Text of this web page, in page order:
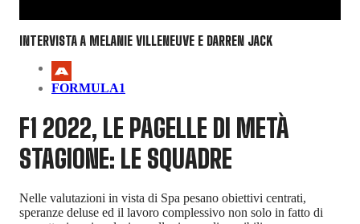
INTERVISTA A MELANIE VILLENEUVE E DARREN JACK
FORMULA1
F1 2022, LE PAGELLE DI METÀ
STAGIONE: LE SQUADRE
Nelle valutazioni in vista di Spa pesano obiettivi centrati,
speranze deluse ed il lavoro complessivo non solo in fatto di